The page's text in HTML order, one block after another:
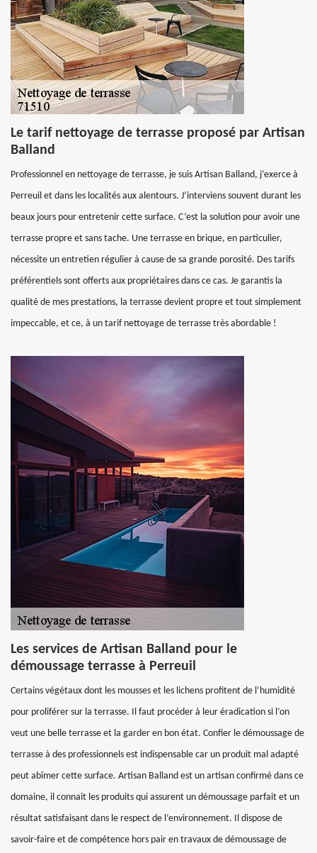
Le tarif nettoyage de terrasse proposé par Artisan
Balland
Professionnel en nettoyage de terrasse, je suis Artisan Balland, j’exerce à
Perreuil et dans les localités aux alentours. J’interviens souvent durant les
beaux jours pour entretenir cette surface. C’est la solution pour avoir une
terrasse propre et sans tache. Une terrasse en brique, en particulier,
nécessite un entretien régulier à cause de sa grande porosité. Des tarifs
préférentiels sont offerts aux propriétaires dans ce cas. Je garantis la
qualité de mes prestations, la terrasse devient propre et tout simplement
impeccable, et ce, à un tarif nettoyage de terrasse très abordable !
Les services de Artisan Balland pour le
démoussage terrasse à Perreuil
Certains végétaux dont les mousses et les lichens profitent de l’humidité
pour proliférer sur la terrasse. Il faut procéder à leur éradication si l’on
veut une belle terrasse et la garder en bon état. Confier le démoussage de
terrasse à des professionnels est indispensable car un produit mal adapté
peut abîmer cette surface. Artisan Balland est un artisan confirmé dans ce
domaine, il connait les produits qui assurent un démoussage parfait et un
résultat satisfaisant dans le respect de l’environnement. Il dispose de
savoir-faire et de compétence hors pair en travaux de démoussage de